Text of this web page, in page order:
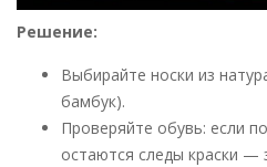
Решение:
Выбирайте носки из
бамбук).
Проверяйте обувь: если
остаются следы краски —